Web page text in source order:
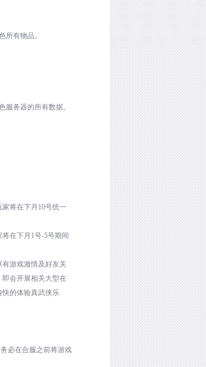
所有物品。
务器的所有数据。
将在下月 10号统一
在下月 1号-5号期间
游戏激情及好友关
会开展相关大型在
的体验真武侠乐
必在合服之前将游戏